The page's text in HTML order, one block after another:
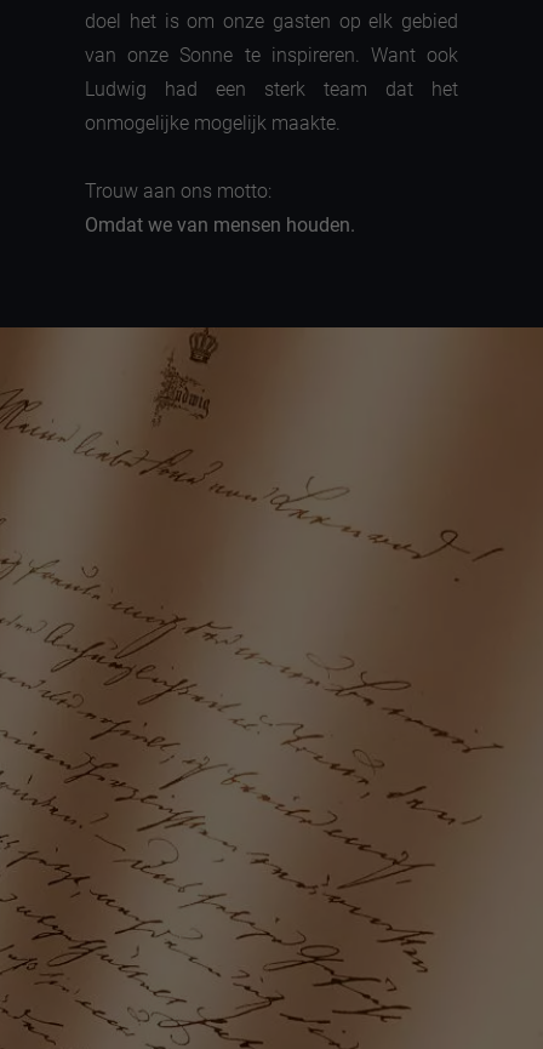
doel het is om onze gasten op elk gebied
van onze Sonne te inspireren. Want ook
Ludwig had een sterk team dat het
onmogelijke mogelijk maakte.
Trouw aan ons motto:
Omdat we van mensen houden.